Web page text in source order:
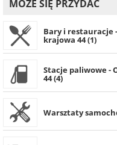
MOŻE SIĘ PRZYDAĆ
Bary i restauracje
krajowa 44 (1)
Stacje paliwowe -
44 (4)
Warsztaty